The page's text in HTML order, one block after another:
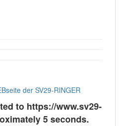
der SV29-RINGER
to https://www.sv29-
5 seconds.